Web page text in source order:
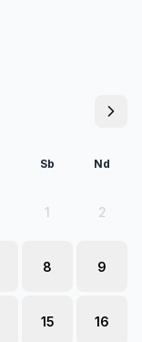
Sb Nd
1 2
8 9
15 16